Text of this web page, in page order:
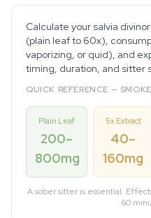
Calculate your salvia
(plain leaf to 60x),
vaporizing, or quid), and
timing, duration, and sitter
QUICK REFERENCE —
Plain Leaf
200–
800mg
5x Extract
40–
160mg
A sober sitter is essential.
60